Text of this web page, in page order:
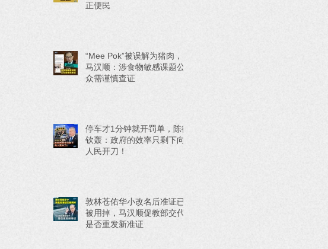
正便民
“Mee Pok”被误解为猪肉，
马汉顺：涉食物敏感课题公
众需谨慎查证
停车才1分钟就开罚单，陈德
钦轰：政府的效率只剩下向
人民开刀！
敦林苍佑华小改名后准证已
被用掉，马汉顺促教部交代
是否重发新准证